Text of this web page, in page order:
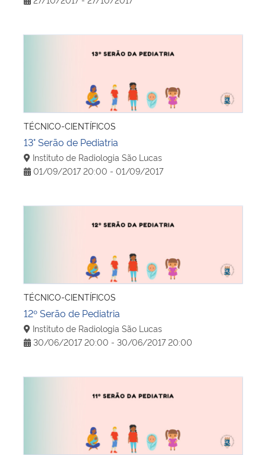
TÉCNICO-CIENTÍFICOS
13° Serão de Pediatria
Instituto de Radiologia São Lucas
01/09/2017 20:00 - 01/09/2017
TÉCNICO-CIENTÍFICOS
12º Serão de Pediatria
Instituto de Radiologia São Lucas
30/06/2017 20:00 - 30/06/2017 20:00